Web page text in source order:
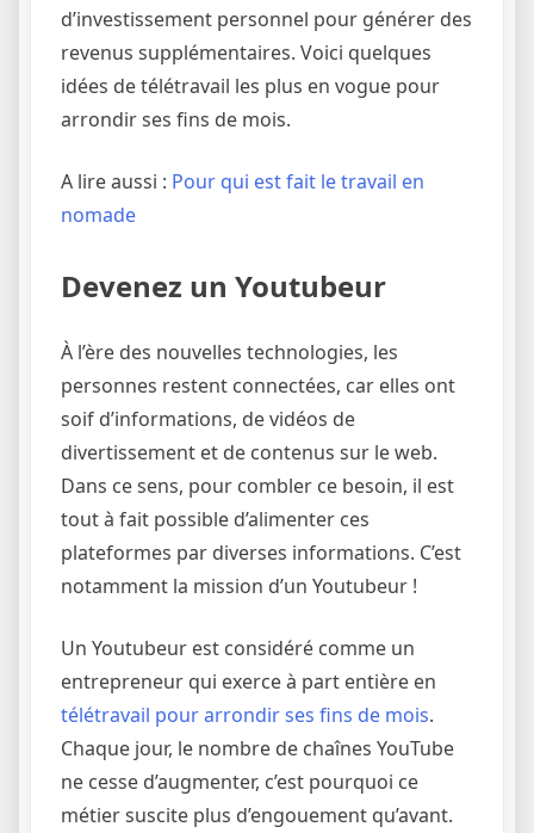
d’investissement personnel pour générer des
revenus supplémentaires. Voici quelques
idées de télétravail les plus en vogue pour
arrondir ses fins de mois.
A lire aussi : Pour qui est fait le travail en
nomade
Devenez un Youtubeur
À l’ère des nouvelles technologies, les
personnes restent connectées, car elles ont
soif d’informations, de vidéos de
divertissement et de contenus sur le web.
Dans ce sens, pour combler ce besoin, il est
tout à fait possible d’alimenter ces
plateformes par diverses informations. C’est
notamment la mission d’un Youtubeur !
Un Youtubeur est considéré comme un
entrepreneur qui exerce à part entière en
télétravail pour arrondir ses fins de mois.
Chaque jour, le nombre de chaînes YouTube
ne cesse d’augmenter, c’est pourquoi ce
métier suscite plus d’engouement qu’avant.